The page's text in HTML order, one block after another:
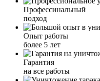
Профессинальный
подход
Опыт работы
более 5 лет
Гарантия
на все работы